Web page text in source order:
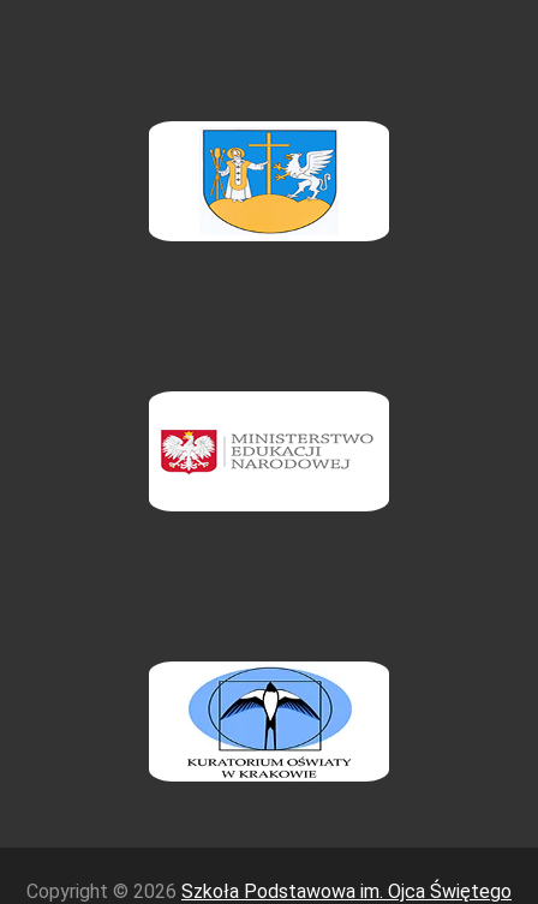
Copyright © 2026 Szkoła Podstawowa im. Ojca Świętego